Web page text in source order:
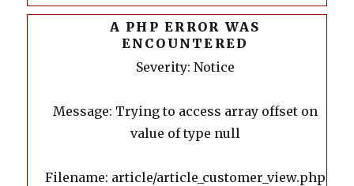
A PHP ERROR WAS
ENCOUNTERED
Severity: Notice
Message: Trying to access array offset on
value of type null
Filename: article/article_customer_view.php